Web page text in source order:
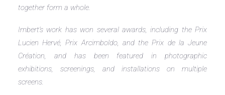
together form a whole.
Imbert's work has won several awards, including the Prix
Lucien Hervé, Prix Arcimboldo, and the Prix de la Jeune
Création, and has been featured in photographic
exhibitions, screenings, and installations on multiple
screens.